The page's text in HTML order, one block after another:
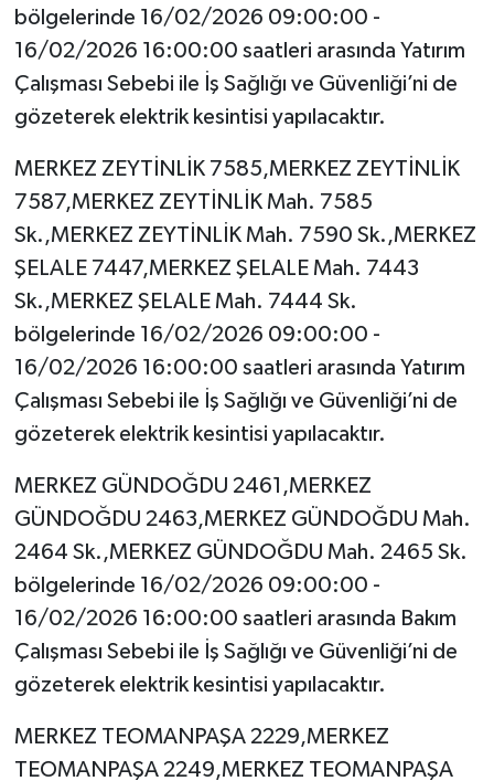
bölgelerinde 16/02/2026 09:00:00 -
16/02/2026 16:00:00 saatleri arasında Yatırım
Çalışması Sebebi ile İş Sağlığı ve Güvenliği’ni de
gözeterek elektrik kesintisi yapılacaktır.
MERKEZ ZEYTİNLİK 7585,MERKEZ ZEYTİNLİK
7587,MERKEZ ZEYTİNLİK Mah. 7585
Sk.,MERKEZ ZEYTİNLİK Mah. 7590 Sk.,MERKEZ
ŞELALE 7447,MERKEZ ŞELALE Mah. 7443
Sk.,MERKEZ ŞELALE Mah. 7444 Sk.
bölgelerinde 16/02/2026 09:00:00 -
16/02/2026 16:00:00 saatleri arasında Yatırım
Çalışması Sebebi ile İş Sağlığı ve Güvenliği’ni de
gözeterek elektrik kesintisi yapılacaktır.
MERKEZ GÜNDOĞDU 2461,MERKEZ
GÜNDOĞDU 2463,MERKEZ GÜNDOĞDU Mah.
2464 Sk.,MERKEZ GÜNDOĞDU Mah. 2465 Sk.
bölgelerinde 16/02/2026 09:00:00 -
16/02/2026 16:00:00 saatleri arasında Bakım
Çalışması Sebebi ile İş Sağlığı ve Güvenliği’ni de
gözeterek elektrik kesintisi yapılacaktır.
MERKEZ TEOMANPAŞA 2229,MERKEZ
TEOMANPAŞA 2249,MERKEZ TEOMANPAŞA